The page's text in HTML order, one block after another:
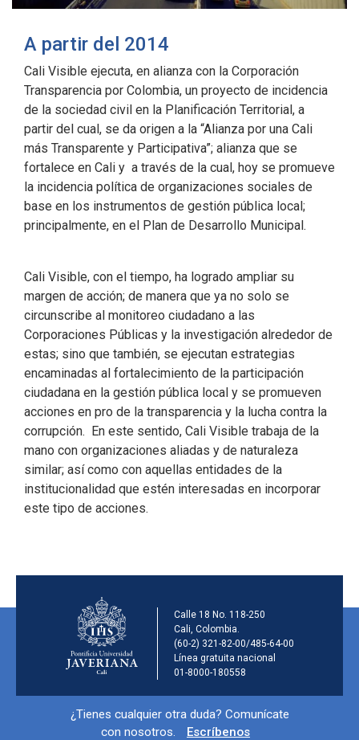
A partir del 2014
Cali Visible ejecuta, en alianza con la Corporación
Transparencia por Colombia, un proyecto de incidencia
de la sociedad civil en la Planificación Territorial, a
partir del cual, se da origen a la “Alianza por una Cali
más Transparente y Participativa”; alianza que se
fortalece en Cali y a través de la cual, hoy se promueve
la incidencia política de organizaciones sociales de
base en los instrumentos de gestión pública local;
principalmente, en el Plan de Desarrollo Municipal.
Cali Visible, con el tiempo, ha logrado ampliar su
margen de acción; de manera que ya no solo se
circunscribe al monitoreo ciudadano a las
Corporaciones Públicas y la investigación alrededor de
estas; sino que también, se ejecutan estrategias
encaminadas al fortalecimiento de la participación
ciudadana en la gestión pública local y se promueven
acciones en pro de la transparencia y la lucha contra la
corrupción. En este sentido, Cali Visible trabaja de la
mano con organizaciones aliadas y de naturaleza
similar; así como con aquellas entidades de la
institucionalidad que estén interesadas en incorporar
este tipo de acciones.
Información de la
Calle 18 No. 118-250
Cali, Colombia.
(60-2) 321-82-00/485-64-00
Línea gratuita nacional
01-8000-180558
Información y redes sociales
¿Tienes cualquier otra duda? Comunícate
con nosotros.
Escríbenos